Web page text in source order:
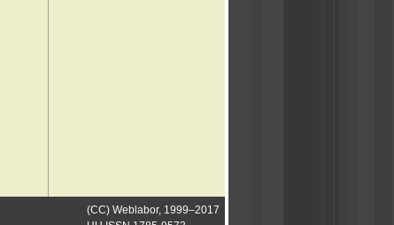
(CC) Weblabor, 1999–2017